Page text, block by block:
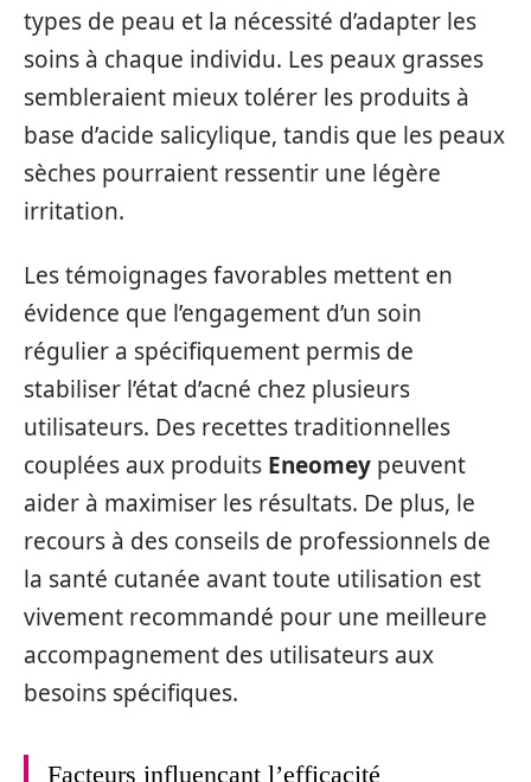
types de peau et la nécessité d’adapter les
soins à chaque individu. Les peaux grasses
sembleraient mieux tolérer les produits à
base d’acide salicylique, tandis que les peaux
sèches pourraient ressentir une légère
irritation.
Les témoignages favorables mettent en
évidence que l’engagement d’un soin
régulier a spécifiquement permis de
stabiliser l’état d’acné chez plusieurs
utilisateurs. Des recettes traditionnelles
couplées aux produits Eneomey peuvent
aider à maximiser les résultats. De plus, le
recours à des conseils de professionnels de
la santé cutanée avant toute utilisation est
vivement recommandé pour une meilleure
accompagnement des utilisateurs aux
besoins spécifiques.
Facteurs influençant l’efficacité